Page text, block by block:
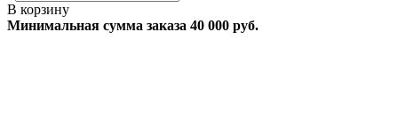
В корзину
Минимальная сумма заказа 40 000 руб.